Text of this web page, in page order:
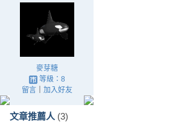
麥芽糖
等級：8
留言｜ 加入好友
文章推薦人 (3)